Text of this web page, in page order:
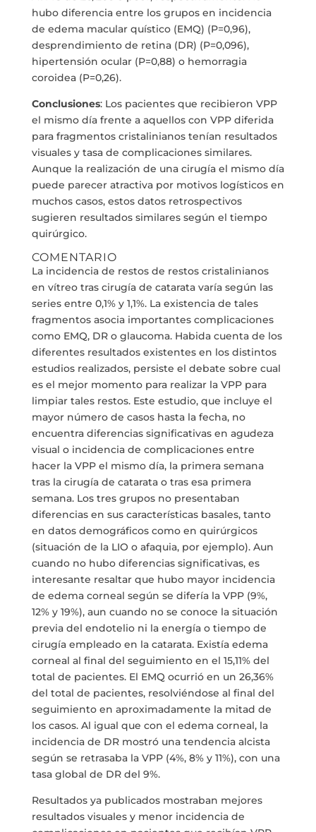
hubo diferencia entre los grupos en incidencia
de edema macular quístico (EMQ) (P=0,96),
desprendimiento de retina (DR) (P=0,096),
hipertensión ocular (P=0,88) o hemorragia
coroidea (P=0,26).
Conclusiones: Los pacientes que recibieron VPP
el mismo día frente a aquellos con VPP diferida
para fragmentos cristalinianos tenían resultados
visuales y tasa de complicaciones similares.
Aunque la realización de una cirugía el mismo día
puede parecer atractiva por motivos logísticos en
muchos casos, estos datos retrospectivos
sugieren resultados similares según el tiempo
quirúrgico.
COMENTARIO
La incidencia de restos de restos cristalinianos
en vítreo tras cirugía de catarata varía según las
series entre 0,1% y 1,1%. La existencia de tales
fragmentos asocia importantes complicaciones
como EMQ, DR o glaucoma. Habida cuenta de los
diferentes resultados existentes en los distintos
estudios realizados, persiste el debate sobre cual
es el mejor momento para realizar la VPP para
limpiar tales restos. Este estudio, que incluye el
mayor número de casos hasta la fecha, no
encuentra diferencias significativas en agudeza
visual o incidencia de complicaciones entre
hacer la VPP el mismo día, la primera semana
tras la cirugía de catarata o tras esa primera
semana. Los tres grupos no presentaban
diferencias en sus características basales, tanto
en datos demográficos como en quirúrgicos
(situación de la LIO o afaquia, por ejemplo). Aun
cuando no hubo diferencias significativas, es
interesante resaltar que hubo mayor incidencia
de edema corneal según se difería la VPP (9%,
12% y 19%), aun cuando no se conoce la situación
previa del endotelio ni la energía o tiempo de
cirugía empleado en la catarata. Existía edema
corneal al final del seguimiento en el 15,11% del
total de pacientes. El EMQ ocurrió en un 26,36%
del total de pacientes, resolviéndose al final del
seguimiento en aproximadamente la mitad de
los casos. Al igual que con el edema corneal, la
incidencia de DR mostró una tendencia alcista
según se retrasaba la VPP (4%, 8% y 11%), con una
tasa global de DR del 9%.
Resultados ya publicados mostraban mejores
resultados visuales y menor incidencia de